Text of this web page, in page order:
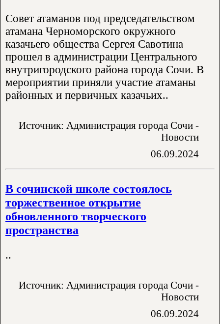
Совет атаманов под председательством
атамана Черноморского окружного
казачьего общества Сергея Савотина
прошел в администрации Центрального
внутригородского района города Сочи. В
мероприятии приняли участие атаманы
районных и первичных казачьих..
Источник: Администрация города Сочи -
Новости
06.09.2024
В сочинской школе состоялось
торжественное открытие
обновленного творческого
пространства
..
Источник: Администрация города Сочи -
Новости
06.09.2024